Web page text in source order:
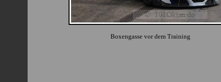
Boxengasse vor dem Training